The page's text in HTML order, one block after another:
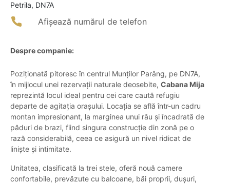
Petrila, DN7A
Afișează numărul de telefon
Despre companie:
Poziționată pitoresc în centrul Munților Parâng, pe DN7A,
în mijlocul unei rezervații naturale deosebite, Cabana Mija
reprezintă locul ideal pentru cei care caută refugiu
departe de agitația orașului. Locația se află într-un cadru
montan impresionant, la marginea unui râu și încadrată de
păduri de brazi, fiind singura construcție din zonă pe o
rază considerabilă, ceea ce asigură un nivel ridicat de
liniște și intimitate.
Unitatea, clasificată la trei stele, oferă nouă camere
confortabile, prevăzute cu balcoane, băi proprii, dușuri,